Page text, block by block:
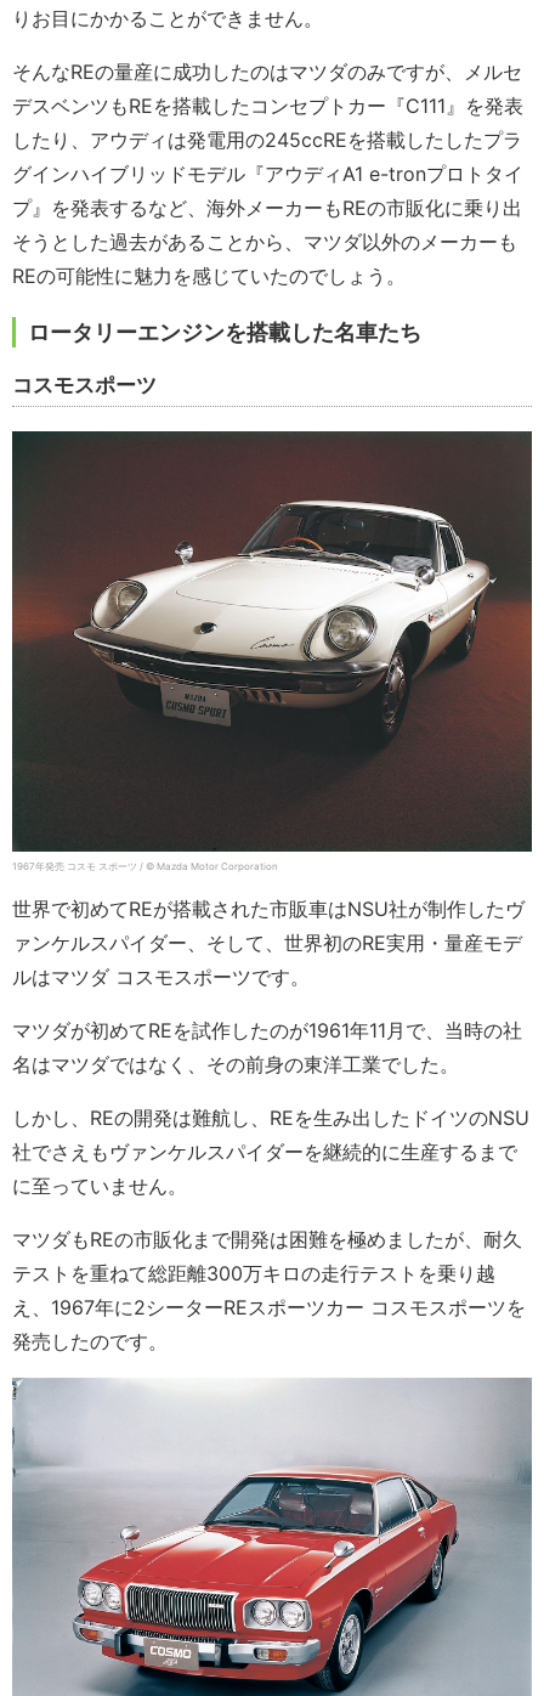
りお目にかかることができません。
そんなREの量産に成功したのはマツダのみですが、メルセ
デスベンツもREを搭載したコンセプトカー『C111』を発表
したり、アウディは発電用の245ccREを搭載したしたプラ
グインハイブリッドモデル『アウディA1 e-tronプロトタイ
プ』を発表するなど、海外メーカーもREの市販化に乗り出
そうとした過去があることから、マツダ以外のメーカーも
REの可能性に魅力を感じていたのでしょう。
ロータリーエンジンを搭載した名車たち
コスモスポーツ
1967年発売 コスモ スポーツ / © Mazda Motor Corporation
世界で初めてREが搭載された市販車はNSU社が制作したヴ
ァンケルスパイダー、そして、世界初のRE実用・量産モデ
ルはマツダ コスモスポーツです。
マツダが初めてREを試作したのが1961年11月で、当時の社
名はマツダではなく、その前身の東洋工業でした。
しかし、REの開発は難航し、REを生み出したドイツのNSU
社でさえもヴァンケルスパイダーを継続的に生産するまで
に至っていません。
マツダもREの市販化まで開発は困難を極めましたが、耐久
テストを重ねて総距離300万キロの走行テストを乗り越
え、1967年に2シーターREスポーツカー コスモスポーツを
発売したのです。